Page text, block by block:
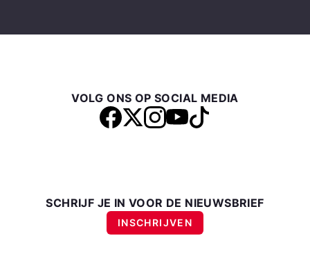
VOLG ONS OP SOCIAL MEDIA
SCHRIJF JE IN VOOR DE NIEUWSBRIEF
INSCHRIJVEN